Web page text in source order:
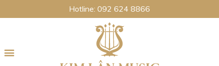
Hotline: 092 624 8866